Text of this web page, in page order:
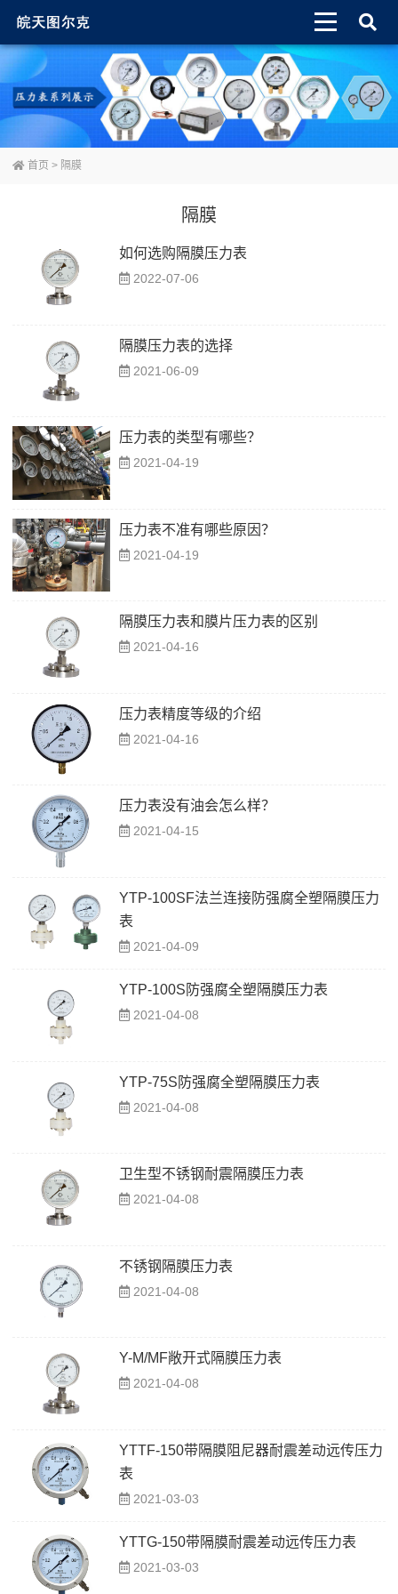
首页 > 隔膜
隔膜
如何选购隔膜压力表
2022-07-06
隔膜压力表的选择
2021-06-09
压力表的类型有哪些？
2021-04-19
压力表不准有哪些原因？
2021-04-19
隔膜压力表和膜片压力表的区别
2021-04-16
压力表精度等级的介绍
2021-04-16
压力表没有油会怎么样？
2021-04-15
YTP-100SF法兰连接防强腐全塑隔膜压力
表
2021-04-09
YTP-100S防强腐全塑隔膜压力表
2021-04-08
YTP-75S防强腐全塑隔膜压力表
2021-04-08
卫生型不锈钢耐震隔膜压力表
2021-04-08
不锈钢隔膜压力表
2021-04-08
Y-M/MF敞开式隔膜压力表
2021-04-08
YTTF-150带隔膜阻尼器耐震差动远传压力
表
2021-03-03
YTTG-150带隔膜耐震差动远传压力表
2021-03-03